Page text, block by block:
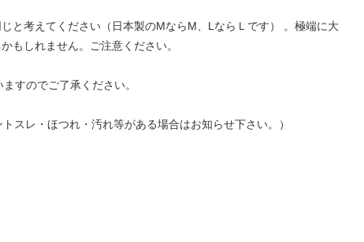
と考えてください（日本製のMならM、LならＬです） 。極端に大
もしれません。ご注意ください。
すのでご了承ください。
スレ・ほつれ・汚れ等がある場合はお知らせ下さい。）